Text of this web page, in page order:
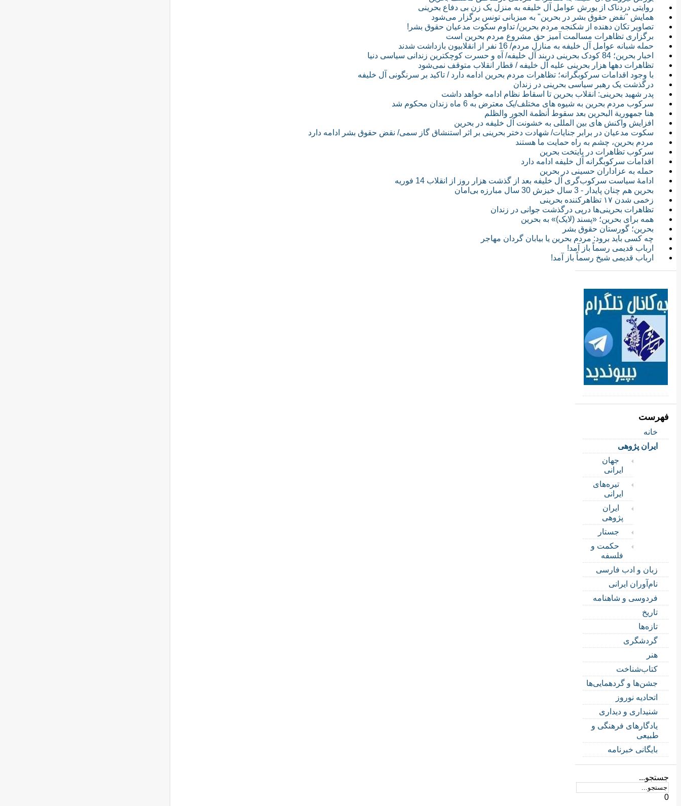
روایتی دردناک از یورش عوامل آل خلیفه به منزل یک زن بی دفاع بحرینی
همایش "نقض حقوق بشر در بحرین" به میزبانی تونس برگزار می‌شود
تصاویر تکان دهنده از شکنجه مردم بحرین/ تداوم سکوت مدعیان حقوق بشر!
برگزاری تظاهرات مسالمت آمیز حق مشروع مردم بحرین است
حمله شبانه عوامل آل خلیفه به منازل مردم/ 16 نفر از انقلابیون بازداشت شدند
اخبار بحرین؛ 84 کودک بحرینی دربند آل خلیفه/ آه و حسرت کوچکترین زندانی سیاسی دنیا
تظاهرات دهها هزار بحرینی علیه آل خلیفه / قطار انقلاب متوقف نمی‌شود
با وجود اقدامات سرکوبگرانه؛ تظاهرات مردم بحرین ادامه دارد / تاکید بر سرنگونی آل خلیفه
درگذشت یک رهبر سیاسی بحرینی در زندان
پدر شهید بحرینی: انقلاب بحرین تا اسقاط نظام ادامه خواهد داشت
سرکوب مردم بحرین به شیوه های مختلف/یک معترض به 6 ماه زندان محکوم شد
هنا جمهورية البحرين بعد سقوط أنظمة الجور والظلم
افزایش واکنش های بین المللی به خشونت آل خلیفه در بحرین
سکوت مدعیان در برابر جنایات/ شهادت دختر بحرینی بر اثر استنشاق گاز سمی/ نقض حقوق بشر ادامه دارد
مردم بحرین، چشم به راه حمایت ما هستند
سرکوب تظاهرات در پایتخت بحرین
اقدامات سرکوبگرانه آل خلیفه ادامه دارد
حمله به عزاداران حسینی در بحرین
ادامۀ سیاست سرکوب‌گری آل خلیفه بعد از گذشت هزار روز از انقلاب 14 فوریه
بحرین هم چنان پایدار - 3 سال خیزش 30 سال مبارزه بی‌امان
زخمی شدن ۱۷ تظاهرکننده بحرینی
تظاهرات بحرینی‌ها درپی درگذشت جوانی در زندان
همه برای بحرین؛ «پسند (لایک)» به بحرین
بحرین؛ گورستان حقوق بشر
چه کسی باید برود: مردم بحرین یا بیابان گردان مهاجر
ارباب قدیمی رسماً باز آمد!
ارباب قدیمی شیخ رسماً باز آمد!
فهرست
خانه
ایران پژوهی
جهان
ایرانی
تیره‌های
ایرانی
ایران
پژوهی
جستار
حکمت و
فلسفه
زبان و ادب فارسی
نام‌آوران ایرانی
فردوسی و شاهنامه
تاریخ
تازه‌ها
گردشگری
هنر
کتاب‌شناخت
جشن‌ها و گردهمایی‌ها
اتحادیه نوروز
شنیداری و دیداری
یادگارهای فرهنگی و
طبیعی
بایگانی خبرنامه
جستجو...
0